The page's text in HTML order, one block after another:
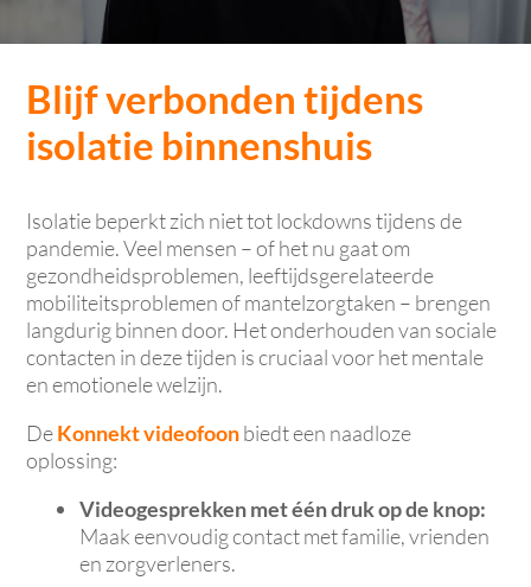
Blijf verbonden tijdens
isolatie binnenshuis
Isolatie beperkt zich niet tot lockdowns tijdens de
pandemie. Veel mensen – of het nu gaat om
gezondheidsproblemen, leeftijdsgerelateerde
mobiliteitsproblemen of mantelzorgtaken – brengen
langdurig binnen door. Het onderhouden van sociale
contacten in deze tijden is cruciaal voor het mentale
en emotionele welzijn.
DeKonnekt videofoonbiedt een naadloze
oplossing:
Videogesprekken met één druk op de knop:
Maak eenvoudig contact met familie, vrienden
en zorgverleners.